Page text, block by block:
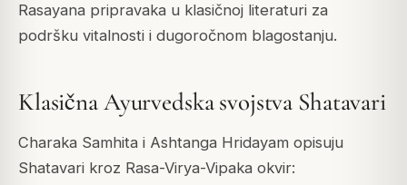
Rasayana pripravaka u klasičnoj literaturi za
podršku vitalnosti i dugoročnom blagostanju.
Klasična Ayurvedska svojstva Shatavari
Charaka Samhita i Ashtanga Hridayam opisuju
Shatavari kroz Rasa-Virya-Vipaka okvir: